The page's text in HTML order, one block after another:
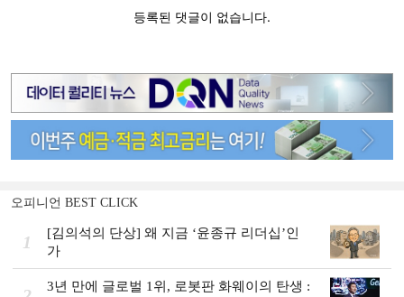
오피니언 BEST CLICK
1
[김의석의 단상] 왜 지금 ‘윤종규 리더십’인
가
3년 만에 글로벌 1위, 로봇판 화웨이의 탄생 :